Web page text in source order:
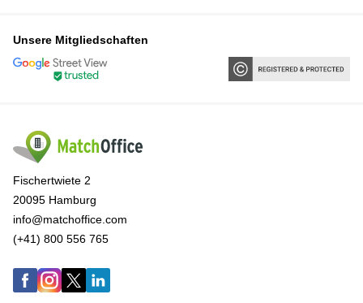
Unsere Mitgliedschaften
Fischertwiete 2
20095 Hamburg
info@matchoffice.com
(+41) 800 556 765